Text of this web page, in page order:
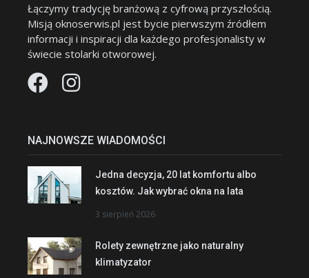
Łączymy tradycję branżową z cyfrową przyszłością.
Misją oknoserwis.pl jest bycie pierwszym źródłem
informacji i inspiracji dla każdego profesjonalisty w
świecie stolarki otworowej.
NAJNOWSZE WIADOMOŚCI
Jedna decyzja, 20 lat komfortu albo
kosztów. Jak wybrać okna na lata
3 sierpień 2026
Rolety zewnętrzne jako naturalny
klimatyzator